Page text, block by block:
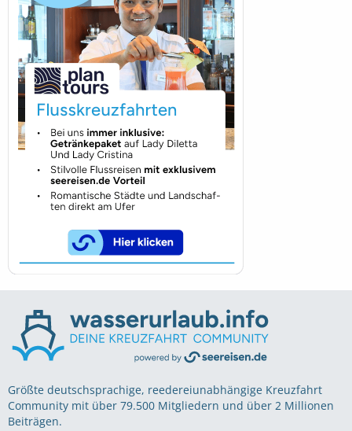
Größte deutschsprachige, reedereiunabhängige Kreuzfahrt
Community mit über 79.500 Mitgliedern und über 2 Millionen
Beiträgen.